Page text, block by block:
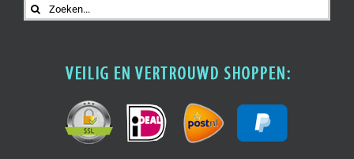
Zoeken
naar: